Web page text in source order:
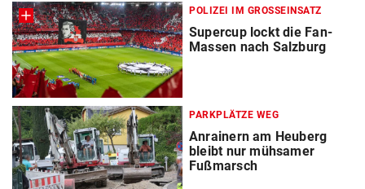
POLIZEI IM GROSSEINSATZ
Supercup lockt die Fan-
Massen nach Salzburg
PARKPLÄTZE WEG
Anrainern am Heuberg
bleibt nur mühsamer
Fußmarsch